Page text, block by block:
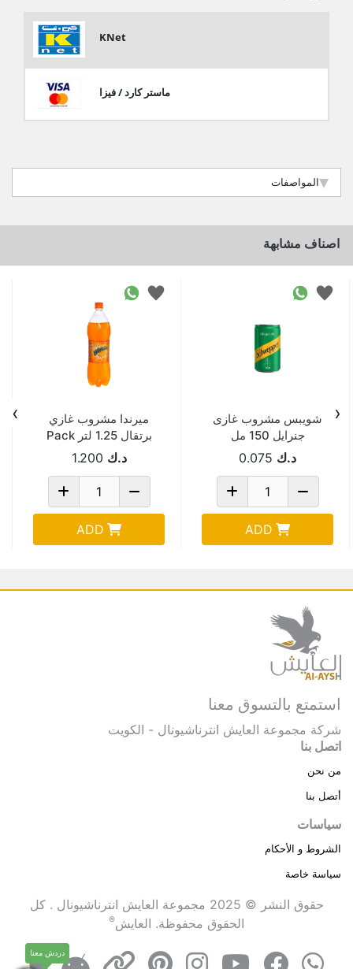
KNet
ماستر كارد / فيزا
المواصفات
اصناف مشابهة
شويبس مشروب غازى
جنرايل 150 مل
د.ك 0.075
ADD
ميرندا مشروب غازي
برتقال 1.25 لتر Pack
Of 6د.ك 1.200
ADD
‹
›
استمتع بالتسوق معنا
شركة مجموعة العايش انترناشيونال - الكويت
اتصل بنا
من نحن
أتصل بنا
سياسات
الشروط و الأحكام
سياسة خاصة
حقوق النشر © 2025 مجموعة العايش انترناشيونال . كل
الحقوق محفوظة. العايش®
دردش معنا